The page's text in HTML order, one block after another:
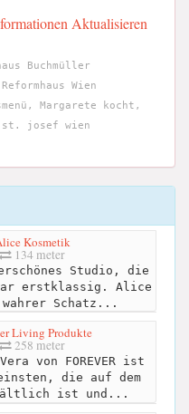
Aktualisieren
Buchmüller
Wien
Margarete kocht,
st. josef wien
Kosmetik
134 meter
Studio, die
erstklassig. Alice
Schatz...
Living Produkte
258 meter
von FOREVER ist
die auf dem
ist und...